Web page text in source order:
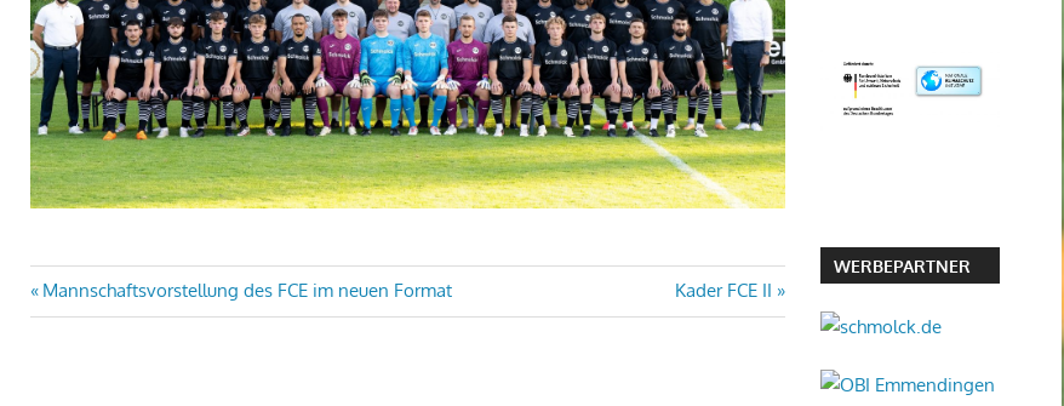
Beitragsnavigation
Vorheriger
Beitrag:
Mannschaftsvorstellung des FCE im neuen Format
Nächster
Beitrag:
Kader FCE II
WERBEPARTNER